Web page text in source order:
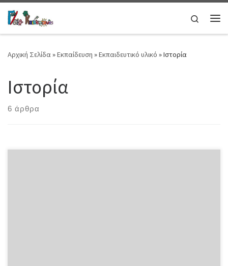
Μετάβαση στο περιεχόμενο
Search
Αρχική Σελίδα»Εκπαίδευση »Εκπαιδευτικό υλικό »Ιστορία
Ιστορία
6 άρθρα